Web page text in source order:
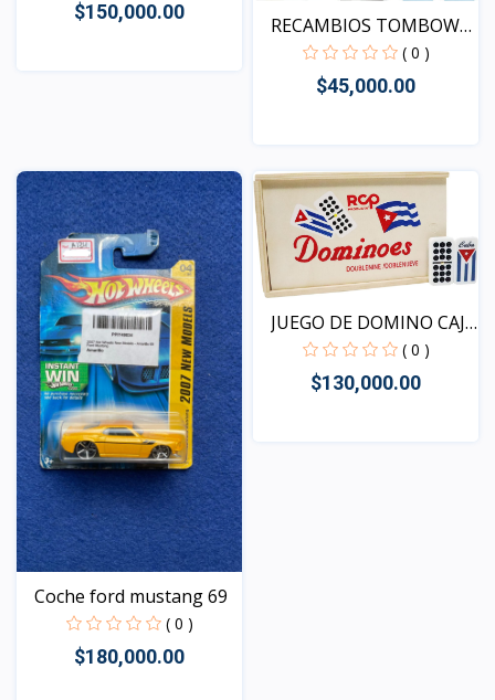
$150,000.00
RECAMBIOS TOMBOW
MONO Z...
( 0 )
$45,000.00
Vista
Coche ford mustang 69
( 0 )
$180,000.00
JUEGO DE DOMINO CAJA
DE...
( 0 )
$130,000.00